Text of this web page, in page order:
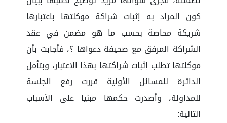
كون المراد به إثبات شراكة موكلتها باعتبارها
شريكة محاصة بحسب ما هو مضمن في عقد
الشراكة المرفق مع صحيفة دعواها ؟، فأجابت بأن
موكلتها تطلب إثبات شراكتها بهذا الاعتبار، وبتأمل
الدائرة للمسائل الأولية قررت رفع الجلسة
للمداولة، وأصدرت حكمها مبنيا على الأسباب
التالية: